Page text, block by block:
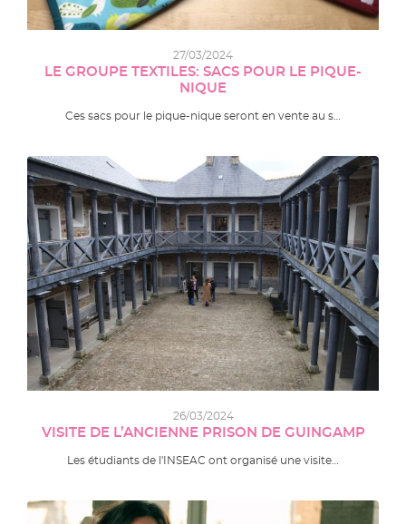
27/03/2024
LE GROUPE TEXTILES: SACS POUR LE PIQUE-
NIQUE
Ces sacs pour le pique-nique seront en vente au s…
26/03/2024
VISITE DE L’ANCIENNE PRISON DE GUINGAMP
Les étudiants de l'INSEAC ont organisé une visite…